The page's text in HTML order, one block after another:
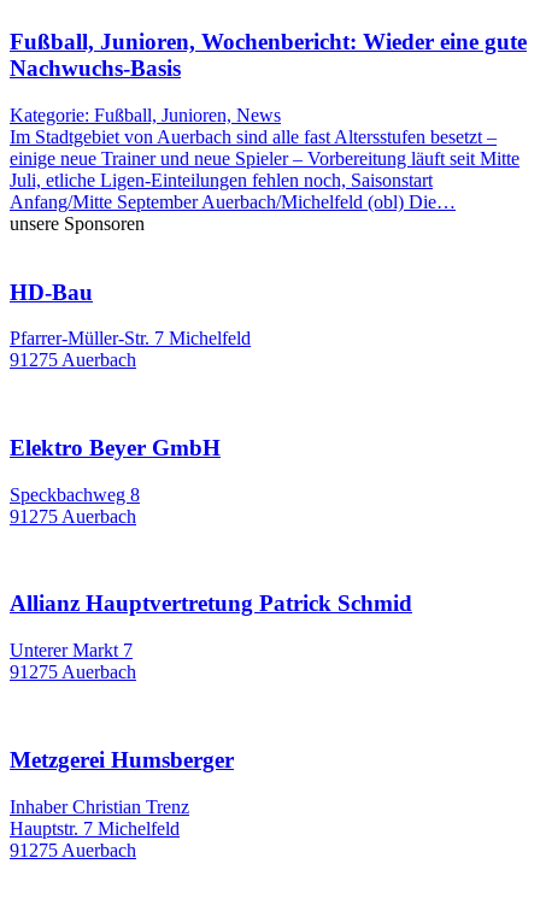
Fußball, Junioren, Wochenbericht: Wieder eine gute
Nachwuchs-Basis
Kategorie: Fußball, Junioren, News
Im Stadtgebiet von Auerbach sind alle fast Altersstufen besetzt –
einige neue Trainer und neue Spieler – Vorbereitung läuft seit Mitte
Juli, etliche Ligen-Einteilungen fehlen noch, Saisonstart
Anfang/Mitte September Auerbach/Michelfeld (obl) Die…
unsere Sponsoren
HD-Bau
Pfarrer-Müller-Str. 7 Michelfeld
91275 Auerbach
Elektro Beyer GmbH
Speckbachweg 8
91275 Auerbach
Allianz Hauptvertretung Patrick Schmid
Unterer Markt 7
91275 Auerbach
Metzgerei Humsberger
Inhaber Christian Trenz
Hauptstr. 7 Michelfeld
91275 Auerbach